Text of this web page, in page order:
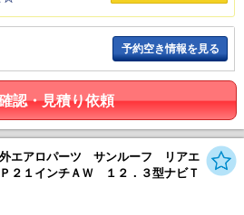
予約空き情報を見る
認・見積り依頼
エアロパーツ サンルーフ リアエ
２１インチＡＷ １２．３型ナビＴ